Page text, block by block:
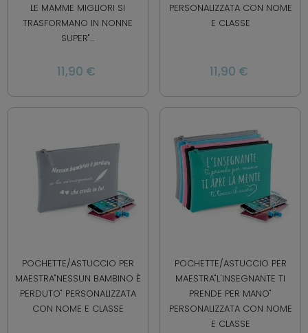
LE MAMME MIGLIORI SI
TRASFORMANO IN NONNE
SUPER"...
11,90 €
PERSONALIZZATA CON NOME
E CLASSE
11,90 €
POCHETTE/ASTUCCIO PER
MAESTRA"NESSUN BAMBINO È
PERDUTO" PERSONALIZZATA
CON NOME E CLASSE
POCHETTE/ASTUCCIO PER
MAESTRA"L'INSEGNANTE TI
PRENDE PER MANO"
PERSONALIZZATA CON NOME
E CLASSE